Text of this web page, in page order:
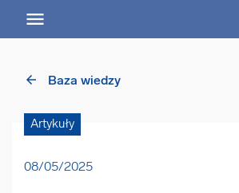
arrow_back Baza wiedzy
Artykuły
08/05/2025